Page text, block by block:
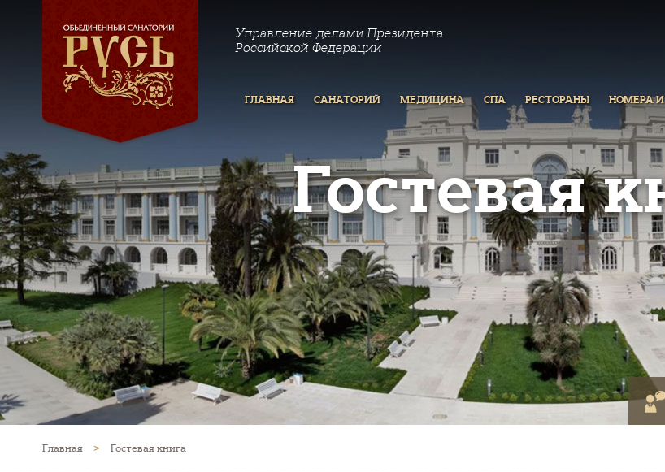
Управление делами Президента
Российской Федерации
ГЛАВНАЯ САНАТОРИЙ МЕДИЦИНА СПА РЕСТОРАНЫ НОМЕРА
Гостевая
Главная > Гостевая книга